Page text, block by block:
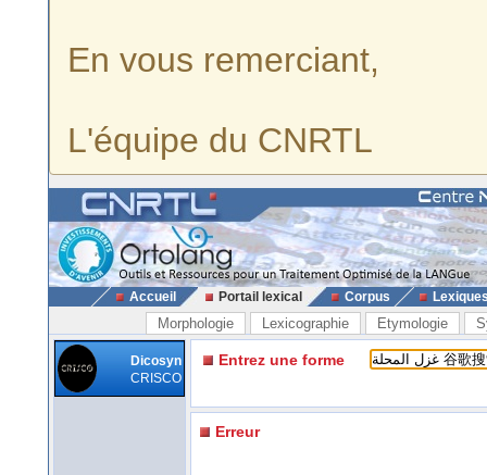
En vous remerciant,
L'équipe du CNRTL
Accueil Portail lexical Corpus
Morphologie Lexicographie Etymologie
Dicosyn
CRISCO
Entrez une forme
Erreur